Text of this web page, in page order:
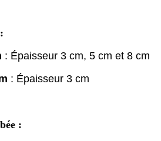
: Épaisseur 3 cm, 5 cm et 8 cm
: Épaisseur 3 cm
: